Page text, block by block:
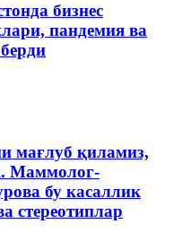
бизнес
пандемия ва
мағлуб қиламиз,
Маммолог-
бу касаллик
стереотиплар